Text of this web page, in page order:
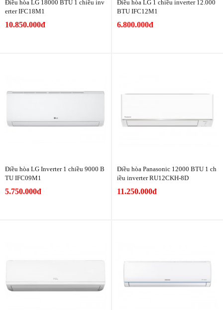
Điều hòa LG 18000 BTU 1 chiều inv
erter IFC18M1
10.850.000đ
Điều hòa LG 1 chiều inverter 12.000
BTU IFC12M1
6.800.000đ
Điều hòa LG Inverter 1 chiều 9000 B
TU IFC09M1
5.750.000đ
Điều hòa Panasonic 12000 BTU 1 ch
iều inverter RU12CKH-8D
11.250.000đ